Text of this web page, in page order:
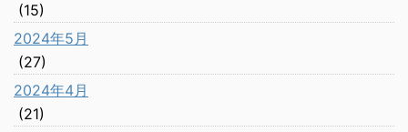
(15)
2024年5月
(27)
2024年4月
(21)